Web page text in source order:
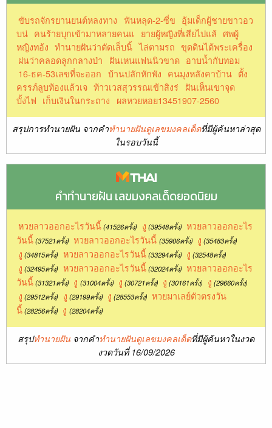
ขับรถจักรยานยนต์หลงทาง ฟันหลุด-2-ซี่ข อุ้มเด็กผู้ชายขาวอว
บน่ คนร้ายบุกเข้ามาหลายคนแ ยายผู้หญิงที่เสียไปแล้ ศพผู้
หญิงทอ้ง ทํานายฝันว่าตัดเล็บนิ้ ไล่ตามรถ ขุดดินได้พระเครื่อง
ฝนว่าคลอดลูกกลางป่า
ฝันเหนแฟนนิวขาด อาบน้ำกับทอม
16-ธค-53เลขที่จะออก บ้านปลักหักพัง คนมุงหลังคาบ้าน ตั้ง
ครรภ์ลูบท้องแล้วเจ ท้าวเวสสุวรรณเข้าสิงร่ ฝันเห็นเขาจุด
บั้งไฟ เก็บเงินในกระถาง ผลหวยหอย13451907-2560
สรุปการทำนายฝัน จากคำทำนายฝันดูเลขมงคลเด็ดที่มีผู้ค้นหาล่าสุด
ในรอบวันนี้
คำทำนายฝัน เลขมงคลเด็ดยอดนิยม
หวยลาวออกอะไรวันนี้ (41526ครั้ง) งู (39548ครั้ง) หวยลาวออกอะไร
วันนี้(37521ครั้ง) หวยลาวออกอะไรวันนี้ (35906ครั้ง) งู (35483ครั้ง)
งู (34815ครั้ง) หวยลาวออกอะไรวันนี้ (33294ครั้ง) งู (32548ครั้ง)
งู (32495ครั้ง) หวยลาวออกอะไรวันนี้ (32024ครั้ง) หวยลาวออกอะไร
วันนี้(31321ครั้ง) งู (31004ครั้ง) งู (30721ครั้ง) งู (30161ครั้ง) งู (29660ครั้ง)
งู (29512ครั้ง) งู (29199ครั้ง) งู (28553ครั้ง) หวยมาเลย์ตัวตรงวัน
นี้(28256ครั้ง) งู (28204ครั้ง)
สรุปทำนายฝัน จากคำทำนายฝันดูเลขมงคลเด็ดที่มีผู้ค้นหาในงวด
งวดวันที่ 16/09/2026